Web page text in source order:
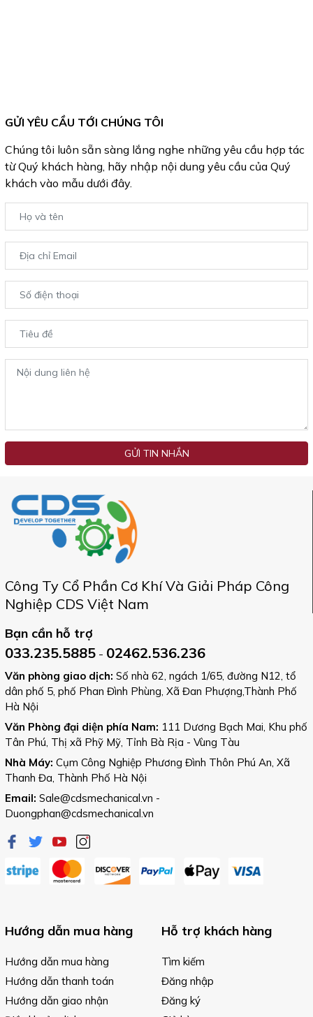
GỬI YÊU CẦU TỚI CHÚNG TÔI
Chúng tôi luôn sẵn sàng lắng nghe những yêu cầu hợp tác
từ Quý khách hàng, hãy nhập nội dung yêu cầu của Quý
khách vào mẫu dưới đây.
GỬI TIN NHẮN
Công Ty Cổ Phần Cơ Khí Và Giải Pháp Công
Nghiệp CDS Việt Nam
Bạn cần hỗ trợ
033.235.5885 - 02462.536.236
Văn phòng giao dịch: Số nhà 62, ngách 1/65, đường N12, tổ
dân phố 5, phố Phan Đình Phùng, Xã Đan Phượng,Thành Phố
Hà Nội
Văn Phòng đại diện phía Nam: 111 Dương Bạch Mai, Khu phố
Tân Phú, Thị xã Phỹ Mỹ, Tỉnh Bà Rịa - Vùng Tàu
Nhà Máy: Cụm Công Nghiệp Phương Đình Thôn Phú An, Xã
Thanh Đa, Thành Phố Hà Nội
Email: Sale@cdsmechanical.vn -
Duongphan@cdsmechanical.vn
Hướng dẫn mua hàng
Hướng dẫn mua hàng
Hướng dẫn thanh toán
Hướng dẫn giao nhận
Hỗ trợ khách hàng
Tìm kiếm
Đăng nhập
Đăng ký